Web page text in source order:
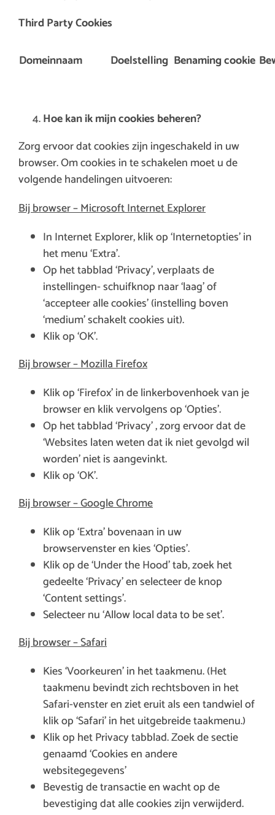
Third Party Cookies
Domeinnaam Doelstelling Benaming cookie
Hoe kan ik mijn cookies beheren?
Zorg ervoor dat cookies zijn ingeschakeld in uw
browser. Om cookies in te schakelen moet u de
volgende handelingen uitvoeren:
Bij browser – Microsoft Internet Explorer
In Internet Explorer, klik op ‘Internetopties’ in
het menu ‘Extra’.
Op het tabblad ‘Privacy’, verplaats de
instellingen- schuifknop naar ‘laag’ of
‘accepteer alle cookies’ (instelling boven
‘medium’ schakelt cookies uit).
Klik op ‘OK’.
Bij browser – Mozilla Firefox
Klik op ‘Firefox’ in de linkerbovenhoek van je
browser en klik vervolgens op ‘Opties’.
Op het tabblad ‘Privacy’ , zorg ervoor dat de
‘Websites laten weten dat ik niet gevolgd wil
worden’ niet is aangevinkt.
Klik op ‘OK’.
Bij browser – Google Chrome
Klik op ‘Extra’ bovenaan in uw
browservenster en kies ‘Opties’.
Klik op de ‘Under the Hood’ tab, zoek het
gedeelte ‘Privacy’ en selecteer de knop
‘Content settings’.
Selecteer nu ‘Allow local data to be set’.
Bij browser – Safari
Kies ‘Voorkeuren’ in het taakmenu. (Het
taakmenu bevindt zich rechtsboven in het
Safari-venster en ziet eruit als een tandwiel of
klik op ‘Safari’ in het uitgebreide taakmenu.)
Klik op het Privacy tabblad. Zoek de sectie
genaamd ‘Cookies en andere
websitegegevens’
Bevestig de transactie en wacht op de
bevestiging dat alle cookies zijn verwijderd.